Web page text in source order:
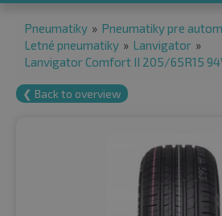
Pneumatiky » Pneumatiky pre
Letné pneumatiky » Lanvigator »
Lanvigator Comfort II 205/65R15
❮ Back to overview